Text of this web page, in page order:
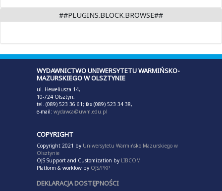
##PLUGINS.BLOCK.BROWSE##
WYDAWNICTWO UNIWERSYTETU WARMIŃSKO-
MAZURSKIEGO W OLSZTYNIE
ul. Heweliusza 14,
10-724 Olsztyn,
tel. (089) 523 36 61; fax (089) 523 34 38,
e-mail: wydawca@uwm.edu.pl
COPYRIGHT
Copyright 2021 by Uniwersytetu Warmińsko Mazurskiego w
Olsztynie
OJS Support and Customization by LIBCOM
Platform & workfow by OJS/PKP
DEKLARACJA DOSTĘPNOŚCI